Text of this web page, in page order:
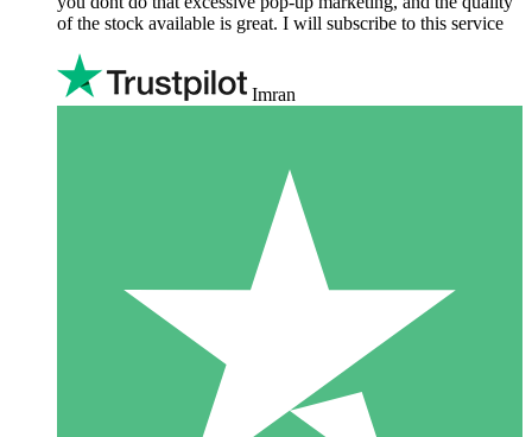
of the stock available is great. I will subscribe to this service
Imran